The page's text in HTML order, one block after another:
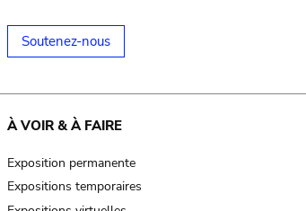
Soutenez-nous
À VOIR & À FAIRE
Exposition permanente
Expositions temporaires